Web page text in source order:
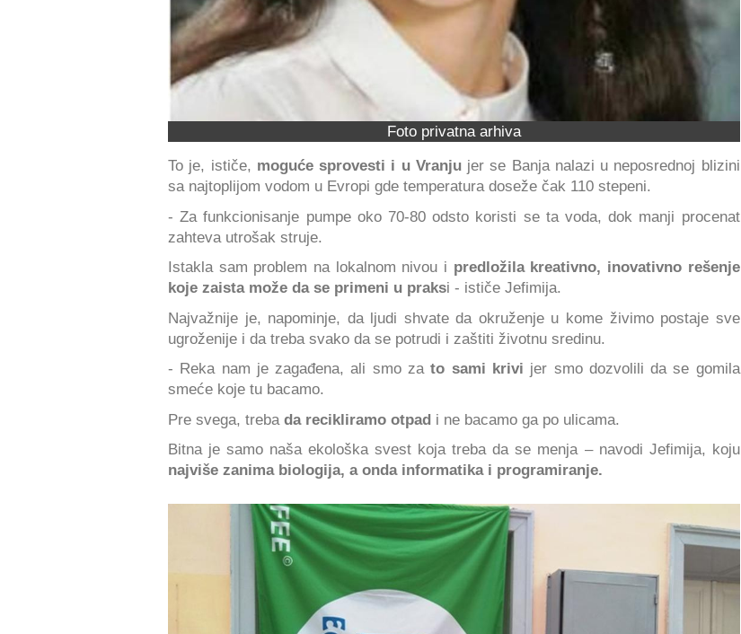
Foto privatna arhiva
To je, ističe, moguće sprovesti i u Vranjujer se Banja nalazi u neposrednoj blizini
sa najtoplijom vodom u Evropi gde temperatura doseže čak 110 stepeni.
- Za funkcionisanje pumpe oko 70-80 odsto koristi se ta voda, dok manji procenat
zahteva utrošak struje.
Istakla sam problem na lokalnom nivou i predložila kreativno, inovativno rešenje
koje zaista može da se primeni u praksi - ističe Jefimija.
Najvažnije je, napominje, da ljudi shvate da okruženje u kome živimo postaje sve
ugroženije i da treba svako da se potrudi i zaštiti životnu sredinu.
- Reka nam je zagađena, ali smo zato sami krivi jer smo dozvolili da se gomila
smeće koje tu bacamo.
Pre svega, treba da recikliramo otpad i ne bacamo ga po ulicama.
Bitna je samo naša ekološka svest koja treba da se menja – navodi Jefimija, koju
najviše zanima biologija, a onda informatika i programiranje.